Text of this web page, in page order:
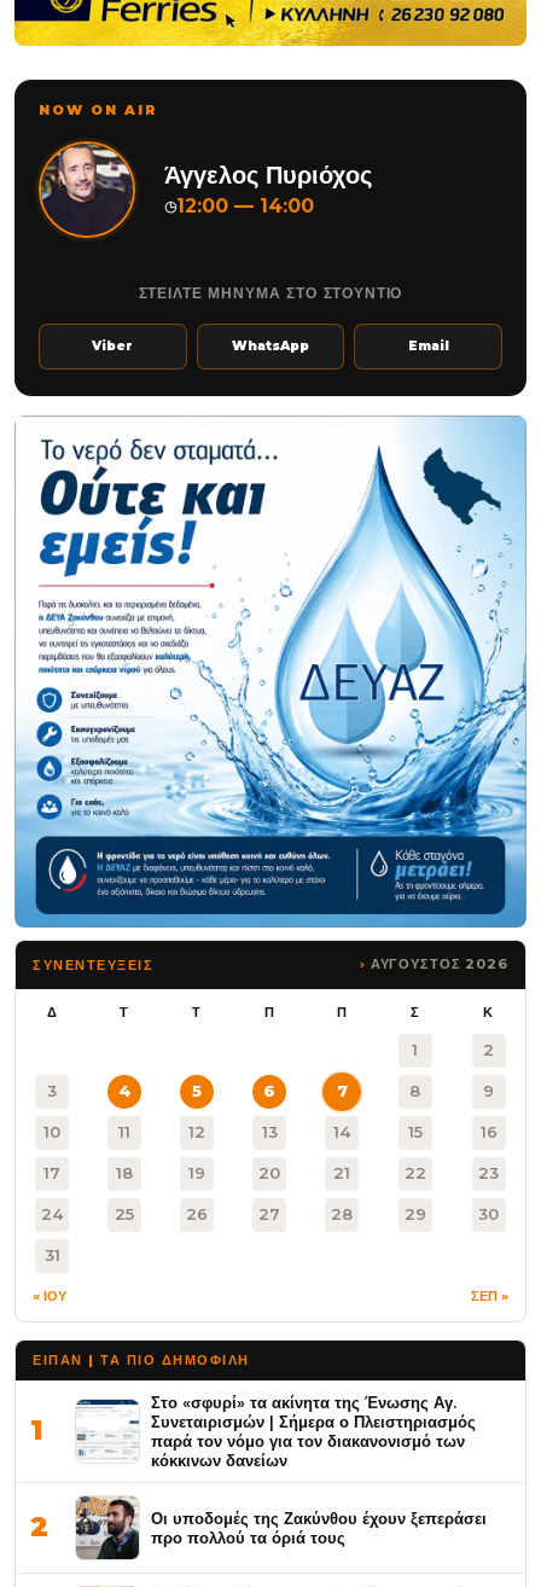
NOW ON AIR
Άγγελος Πυριόχος
◷12:00 — 14:00
ΣΤΕΙΛΤΕ ΜΗΝΥΜΑ ΣΤΟ ΣΤΟΥΝΤΙΟ
Viber WhatsApp Email
ΣΥΝΕΝΤΕΥΞΕΙΣ ΑΥΓΟΥΣΤΟΣ 2026
Δ Τ Τ Π Π Σ Κ
1 2
3 4 5 6 7 8 9
10 11 12 13 14 15 16
17 18 19 20 21 22 23
24 25 26 27 28 29 30
31
« ΙΟΥ ΣΕΠ »
ΕΙΠΑΝ | ΤΑ ΠΙΟ ΔΗΜΟΦΙΛΉ
1
Στο «σφυρί» τα ακίνητα της Ένωσης Αγ.
Συνεταιρισμών | Σήμερα ο Πλειστηριασμός
παρά τον νόμο για τον διακανονισμό των
κόκκινων δανείων
2
Οι υποδομές της Ζακύνθου έχουν ξεπεράσει
προ πολλού τα όριά τους